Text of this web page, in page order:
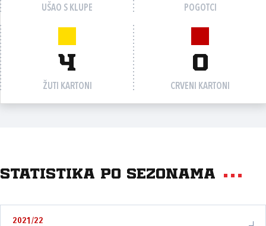
UŠAO S KLUPE POGOTCI
4
ŽUTI KARTONI
0
CRVENI KARTONI
Statistika po sezonama
2021/22